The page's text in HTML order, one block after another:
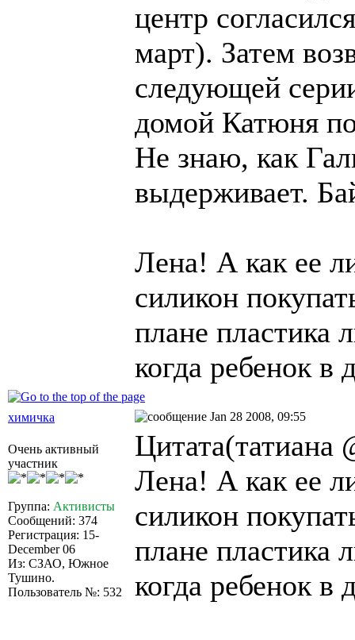
центр
март). Затем
следующей
домой Катюня
Не знаю, как
выдерживает.
Лена! А как ее
силикон
плане пластика
когда ребенок в
химичка Jan 28 2008, 09:55
Очень активный
участник
Группа: Активисты
Сообщений: 374
Регистрация: 15-
December 06
Из: СЗАО, Южное
Тушино.
Пользователь №: 532
Цитата(татиана
Лена! А как ее
силикон
плане пластика
когда ребенок в